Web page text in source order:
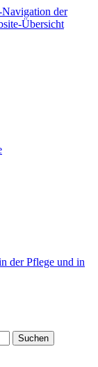
der
Übersicht
der Pflege und in
Suchen